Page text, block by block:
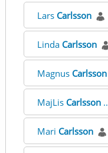
Lars Carlsson
Linda Carlsson
Magnus Carlsson
MajLis Carlsson
Mari Carlsson